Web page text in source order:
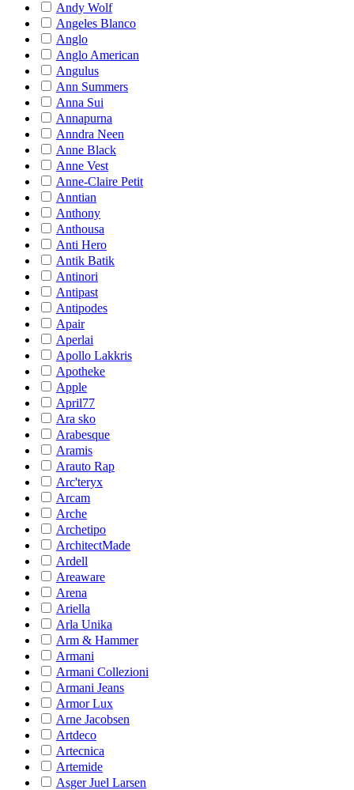
Andy Wolf
Angeles Blanco
Anglo
Anglo American
Angulus
Ann Summers
Anna Sui
Annapurna
Anndra Neen
Anne Black
Anne Vest
Anne-Claire Petit
Anntian
Anthony
Anthousa
Anti Hero
Antik Batik
Antinori
Antipast
Antipodes
Apair
Aperlai
Apollo Lakkris
Apotheke
Apple
April77
Ara sko
Arabesque
Aramis
Arauto Rap
Arc'teryx
Arcam
Arche
Archetipo
ArchitectMade
Ardell
Areaware
Arena
Ariella
Arla Unika
Arm & Hammer
Armani
Armani Collezioni
Armani Jeans
Armor Lux
Arne Jacobsen
Artdeco
Artecnica
Artemide
Asger Juel Larsen